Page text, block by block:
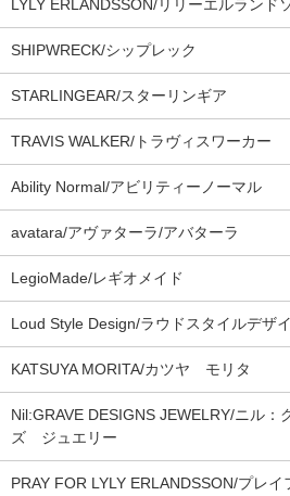
LYLY ERLANDSSON/リリーエルランド
SHIPWRECK/シップレック
STARLINGEAR/スターリンギア
TRAVIS WALKER/トラヴィスワーカー
Ability Normal/アビリティーノーマル
avatara/アヴァターラ/アバターラ
LegioMade/レギオメイド
Loud Style Design/ラウドスタイルデザ
KATSUYA MORITA/カツヤ モリタ
Nil:GRAVE DESIGNS JEWELRY/ニル
ズ ジュエリー
PRAY FOR LYLY ERLANDSSON/プレ